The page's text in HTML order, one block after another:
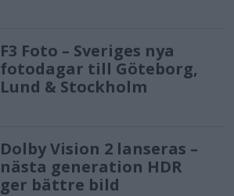
F3 Foto – Sveriges nya
fotodagar till Göteborg,
Lund & Stockholm
Dolby Vision 2 lanseras –
nästa generation HDR
ger bättre bild